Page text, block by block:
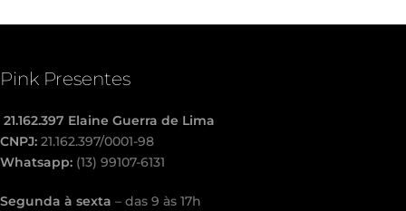
Pink Presentes
21.162.397 Elaine Guerra de Lima
CNPJ: 21.162.397/0001-98
Whatsapp: (13) 99107-6131
Segunda à sexta – das 9 às 17h